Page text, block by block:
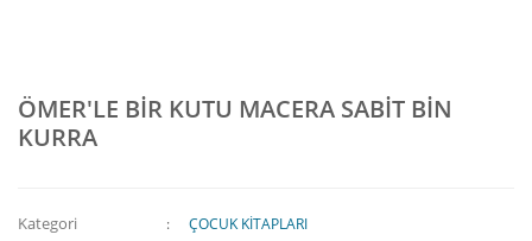
ÖMER'LE BİR KUTU MACERA SABİT BİN
KURRA
Kategori ÇOCUK KİTAPLARI